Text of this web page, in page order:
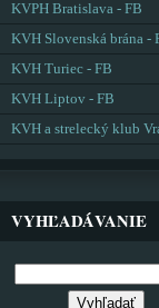
KVPH Bratislava - FB
KVH Slovenská brána -
KVH Turiec - FB
KVH Liptov - FB
KVH a strelecký klub
VYHĽADÁVANIE